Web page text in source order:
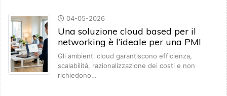
04-05-2026
Una soluzione cloud based per il
networking è l’ideale per una PMI
Gli ambienti cloud garantiscono efficienza,
scalabilità, razionalizzazione dei costi e non
richiedono…